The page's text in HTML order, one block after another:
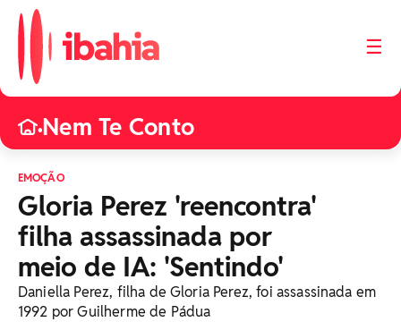
☰
•Nem Te Conto
EMOÇÃO
Gloria Perez 'reencontra'
filha assassinada por
meio de IA: 'Sentindo'
Daniella Perez, filha de Gloria Perez, foi assassinada em
1992 por Guilherme de Pádua